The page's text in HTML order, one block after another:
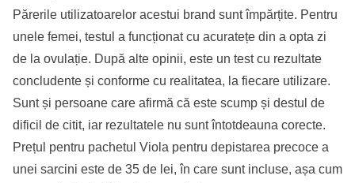
Părerile utilizatoarelor acestui brand sunt împărțite. Pentru
unele femei, testul a funcționat cu acuratețe din a opta zi
de la ovulație. După alte opinii, este un test cu rezultate
concludente și conforme cu realitatea, la fiecare utilizare.
Sunt și persoane care afirmă că este scump și destul de
dificil de citit, iar rezultatele nu sunt întotdeauna corecte.
Prețul pentru pachetul Viola pentru depistarea precoce a
unei sarcini este de 35 de lei, în care sunt incluse, așa cum